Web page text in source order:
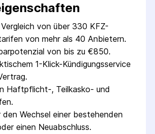
von über 330 KFZ-
von mehr als 40 Anbietern.
von bis zu €850.
1-Klick-Kündigungsservice
Haftpflicht-, Teilkasko- und
Wechsel einer bestehenden
einen Neuabschluss.